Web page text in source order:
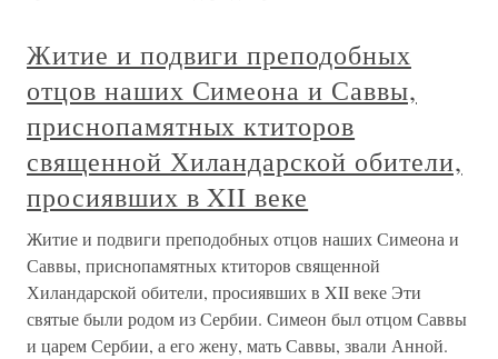
Житие и подвиги преподобных
отцов наших Симеона и Саввы,
приснопамятных ктиторов
священной Хиландарской обители,
просиявших в XII веке
Житие и подвиги преподобных отцов наших Симеона и
Саввы, приснопамятных ктиторов священной
Хиландарской обители, просиявших в XII веке Эти
святые были родом из Сербии. Симеон был отцом Саввы
и царем Сербии, а его жену, мать Саввы, звали Анной.